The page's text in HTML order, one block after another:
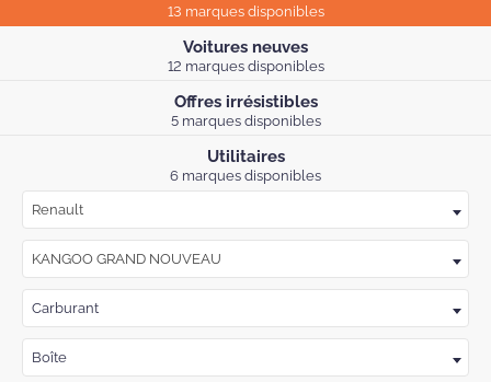
13 marques disponibles
Voitures neuves
12 marques disponibles
Offres irrésistibles
5 marques disponibles
Utilitaires
6 marques disponibles
Renault
KANGOO GRAND NOUVEAU
Carburant
Boîte